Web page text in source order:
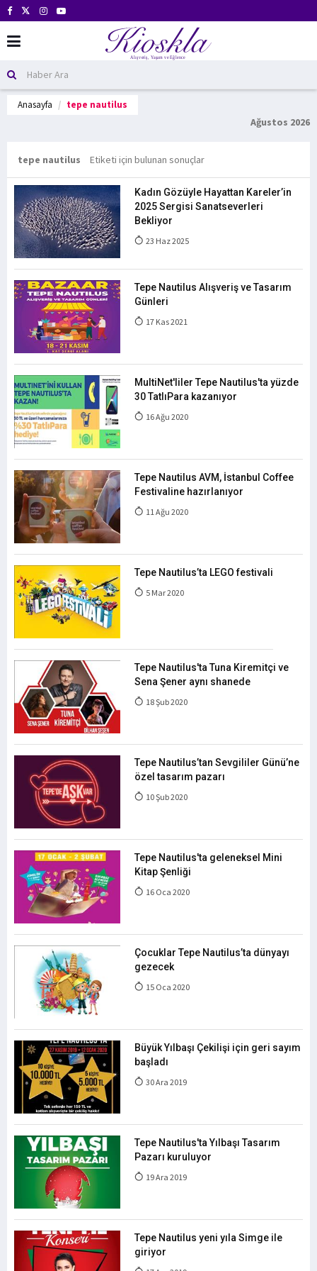
Anasayfa tepe nautilus
Ağustos 2026
tepe nautilus Etiketi için bulunan sonuçlar
Kadın Gözüyle Hayattan Kareler’in
2025 Sergisi Sanatseverleri
Bekliyor
23 Haz 2025
Tepe Nautilus Alışveriş ve Tasarım
Günleri
17 Kas 2021
MultiNet'liler Tepe Nautilus'ta yüzde
30 TatlıPara kazanıyor
16 Ağu 2020
Tepe Nautilus AVM, İstanbul Coffee
Festivaline hazırlanıyor
11 Ağu 2020
Tepe Nautilus’ta LEGO festivali
5 Mar 2020
Tepe Nautilus'ta Tuna Kiremitçi ve
Sena Şener aynı shanede
18 Şub 2020
Tepe Nautilus’tan Sevgililer Günü’ne
özel tasarım pazarı
10 Şub 2020
Tepe Nautilus'ta geleneksel Mini
Kitap Şenliği
16 Oca 2020
Çocuklar Tepe Nautilus’ta dünyayı
gezecek
15 Oca 2020
Büyük Yılbaşı Çekilişi için geri sayım
başladı
30 Ara 2019
Tepe Nautilus'ta Yılbaşı Tasarım
Pazarı kuruluyor
19 Ara 2019
Tepe Nautilus yeni yıla Simge ile
giriyor